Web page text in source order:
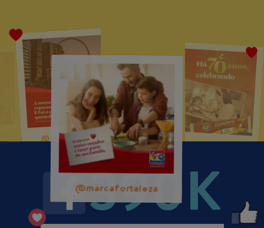
@marcafortaleza
@marcafortaleza
@marcafortaleza
390K